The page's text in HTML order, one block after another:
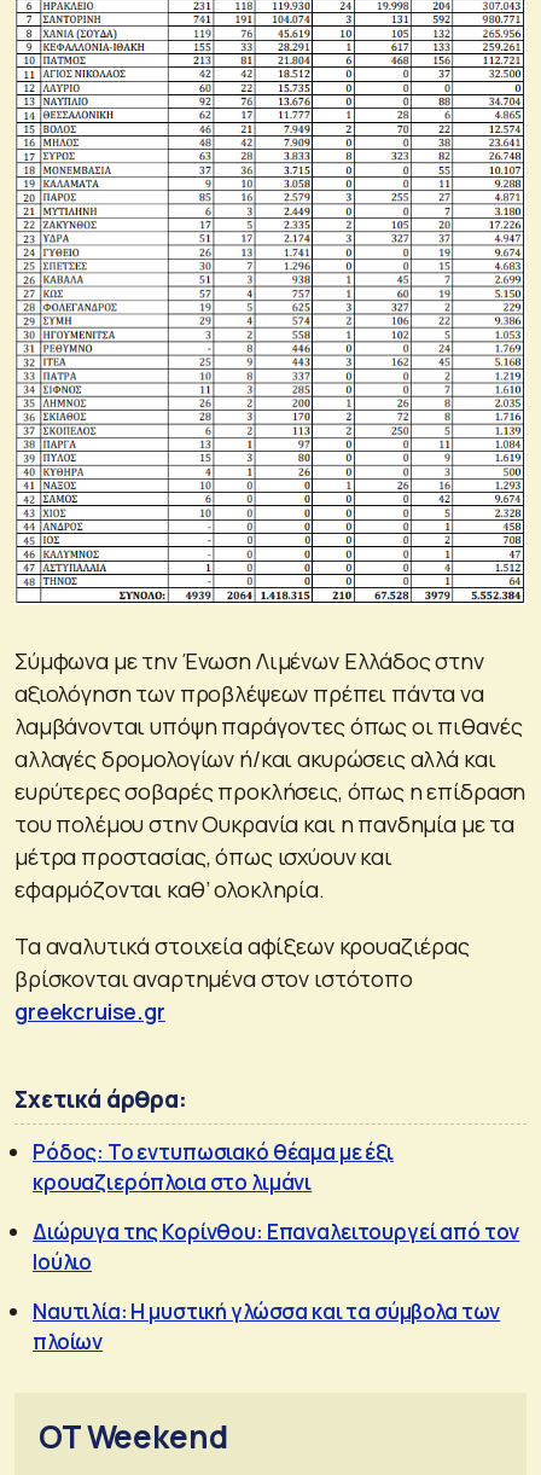
Σύμφωνα με την Ένωση Λιμένων Ελλάδος στην
αξιολόγηση των προβλέψεων πρέπει πάντα να
λαμβάνονται υπόψη παράγοντες όπως οι πιθανές
αλλαγές δρομολογίων ή/και ακυρώσεις αλλά και
ευρύτερες σοβαρές προκλήσεις, όπως η επίδραση
του πολέμου στην Ουκρανία και η πανδημία με τα
μέτρα προστασίας, όπως ισχύουν και
εφαρμόζονται καθ’ ολοκληρία.
Τα αναλυτικά στοιχεία αφίξεων κρουαζιέρας
βρίσκονται αναρτημένα στον ιστότοπο
greekcruise.gr
Σχετικά άρθρα:
Ρόδος: Το εντυπωσιακό θέαμα με έξι
κρουαζιερόπλοια στο λιμάνι
Διώρυγα της Κορίνθου: Επαναλειτουργεί από τον
Ιούλιο
Ναυτιλία: Η μυστική γλώσσα και τα σύμβολα των
πλοίων
OT Weekend